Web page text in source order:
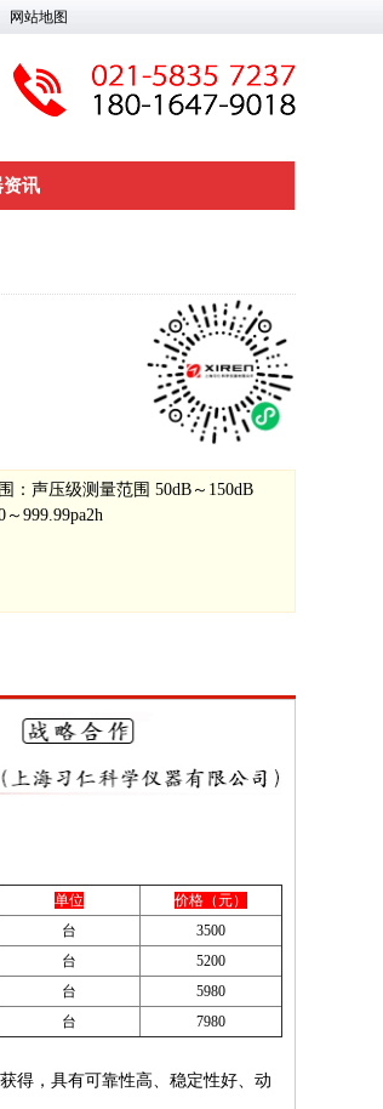
网站地图
资讯
：声压级测量范围 50dB～150dB
999.99pa2h
单位 价格（元）
台
3500
台
5200
台
5980
台 7980
得，具有可靠性高、稳定性好、动